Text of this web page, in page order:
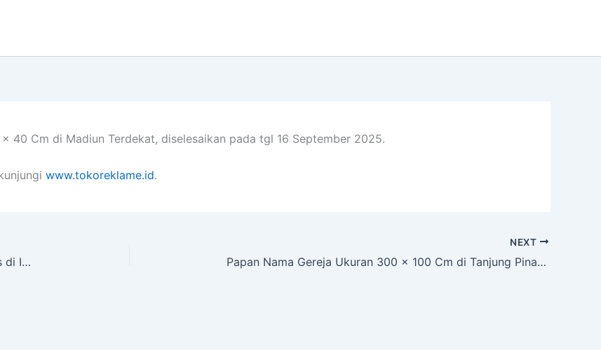
40 Cm di Madiun Terdekat, diselesaikan pada tgl 16 September 2025.
www.tokoreklame.id.
Pajak & Pembuatan T Banner Ukuran 3×1 Meter 50 Pcs di Indramayu
NEXT
Papan Nama Gereja Ukuran 300 x 100 Cm di Tanjung Pinang